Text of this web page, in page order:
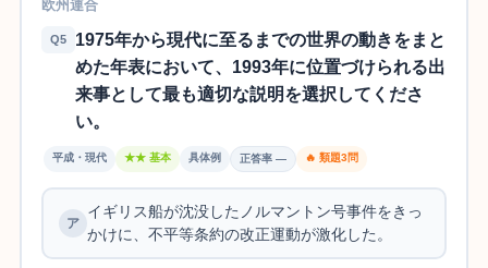
欧州連合
Q5
1975年から現代に至るまでの世界の動きをまと
めた年表において、1993年に位置づけられる出
来事として最も適切な説明を選択してくださ
い。
平成・現代 ★★ 基本 具体例 正答率 — 🔥 類題3問
イギリス船が沈没したノルマントン号事件をきっ
かけに、不平等条約の改正運動が激化した。